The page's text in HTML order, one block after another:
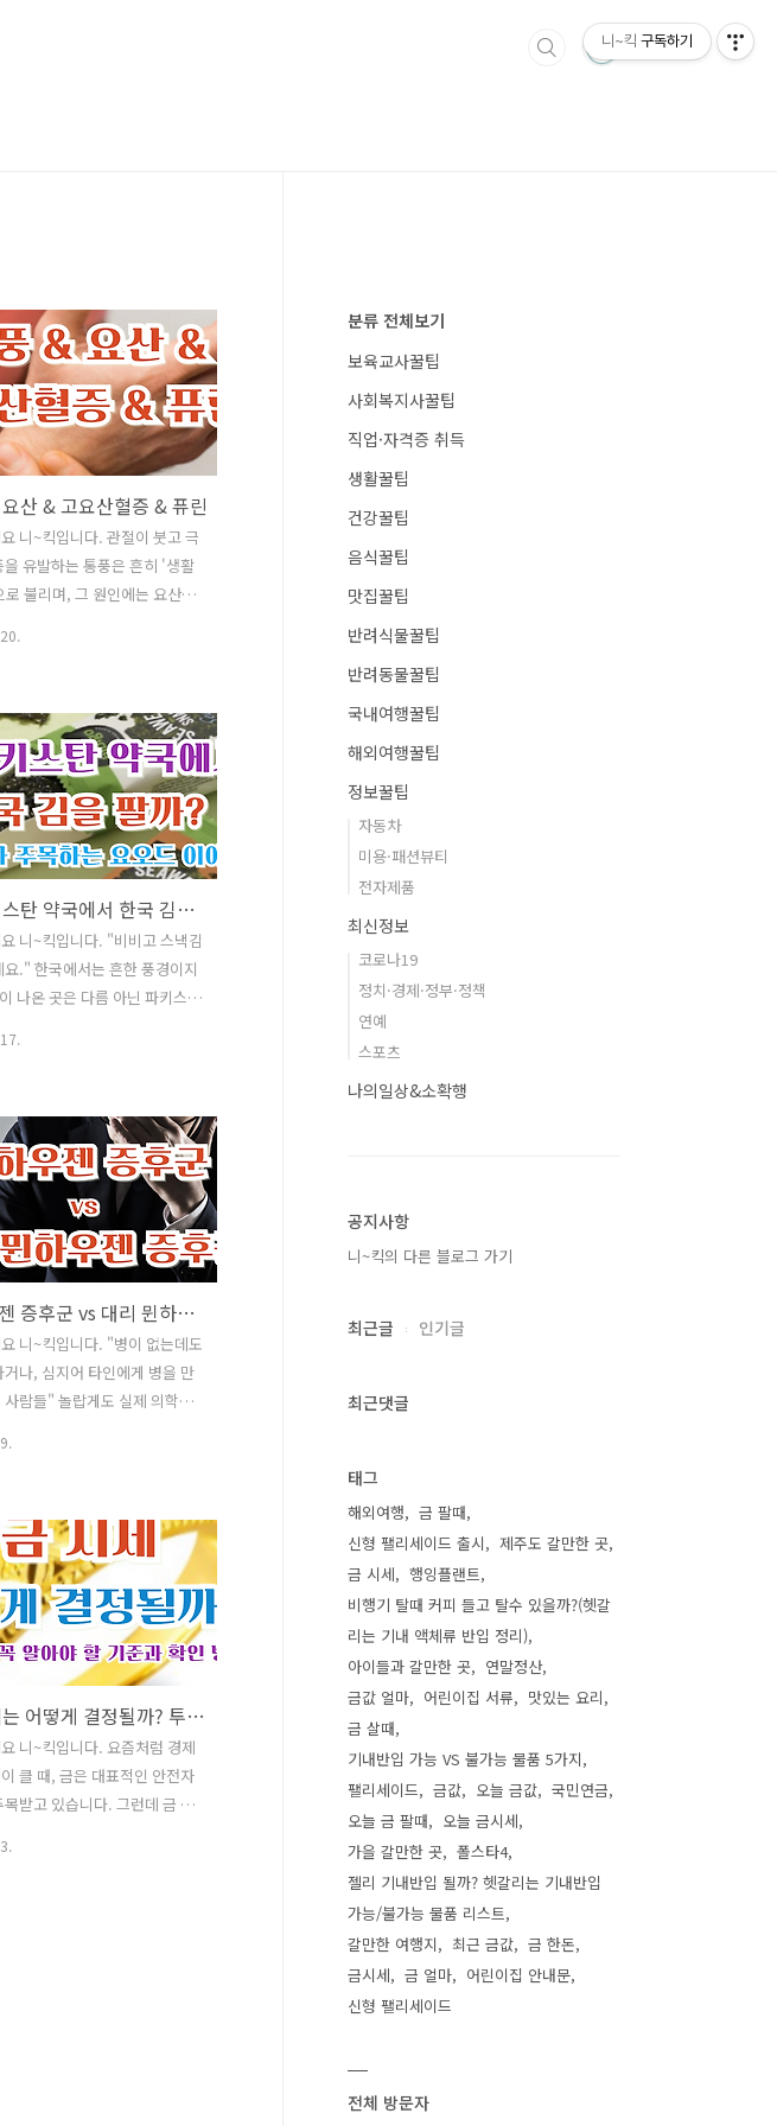
산 & 고요산혈증 & 퓨린
니~킥입니다. 관절이 붓고 극
을 유발하는 통풍은 흔히 '생활
불리며, 그 원인에는 요산과
요산은 우리 몸에서 퓨린
라는 물질이 분해되면서 생기
은 음식 속에도 존재합니다. 따
관리와 예방을 위해서는 요산,
, 그리고 퓨린과 음식의 관계
이해하는 것이 중요합니다. 이
이 네 가지 키워드를 중심으
리법을 정리해 드리겠습니다.
이사 후 "주소 이전" 간단하게
법❗쌈 채소 종류와 효능을 알
있는 고기 쌈 하세요^^건강진단
왜 파키스탄 약국에서 한국 김을 팔까? — 전 세계가 주목하는 요오드 이야기
니~킥입니다. "비비고 스낵김
요." 한국에서는 흔한 풍경이지
나온 곳은 다름 아닌 파키스탄
나라에서는 김스택이 단순한
어 필수 건강식품처럼 자리 잡
합니다. 왜 한국의 김과 미역이
로 주목받고 있는 걸까요? 자세
겠습니다. ✅ 인기글이사 후 "주
단하게 해결하는 방법❗쌈 채소
을 알아보며 맛있는 고기 쌈
강진단결과서(보건증)발급 인
모바일 발급 방털 안 빠지는 강
Best 8안경 도수 보는방법 어
채소 비타민(다채) 효능과 활
뮌하우젠 증후군 vs 대리 뮌하우젠 증후군
니~킥입니다. "병이 없는데도
거나, 심지어 타인에게 병을 만
사람들" 놀랍게도 실제 의학적
니다. 전자는 자신이 환자인 척
후자는 가까운 사람에게 질병을
것으로 구분됩니다. 둘 다 단순
아니라 심각한 정신질환이자
이어질 수 있다고 합니다. 오
후군의 차이와 특징을 알기 쉽
보겠습니다. ✅ 인기글이사 후
" 간단하게 해결하는 방법❗쌈
와 효능을 알아보며 맛있는 고
요^^건강진단결과서(보건증)
넷 혹은 모바일 발급 방털 안 빠
금 시세는 어떻게 결정될까? 투자 전에 꼭 알아야 할 기준과 확인 방법
니~킥입니다. 요즘처럼 경제
클 때, 금은 대표적인 안전자
목받고 있습니다. 그런데 금 시
고 합니다. 오늘은 금 시세가
분류 전체보기
보육교사꿀팁
사회복지사꿀팁
직업·자격증 취득
생활꿀팁
건강꿀팁
음식꿀팁
맛집꿀팁
반려식물꿀팁
반려동물꿀팁
국내여행꿀팁
해외여행꿀팁
정보꿀팁
자동차
미용·패션뷰티
전자제품
최신정보
코로나19
정치·경제·정부·정책
연예
스포츠
나의일상&소확행
공지사항
니~킥의 다른 블로그 가기
최근글 인기글
최근댓글
태그
해외여행
금 팔때
신형 팰리세이드 출시
제주도 갈만한 곳
금 시세
행잉플랜트
비행기 탈때 커피 들고 탈수 있을까?(헷갈
리는 기내 액체류 반입 정리)
아이들과 갈만한 곳
연말정산
금값 얼마
어린이집 서류
맛있는 요리
금 살때
기내반입 가능 VS 불가능 물품 5가지
팰리세이드
금값 오늘 금값
국민연금
오늘 금 팔때
오늘 금시세
가을 갈만한 곳
폴스타4
젤리 기내반입 될까? 헷갈리는 기내반입
가능/불가능 물품 리스트
갈만한 여행지
최근 금값
금 한돈
금시세
금 얼마
어린이집 안내문
신형 팰리세이드
전체 방문자
니~킥 구독하기